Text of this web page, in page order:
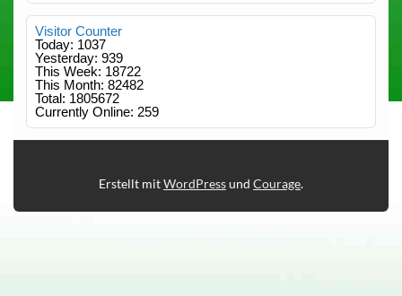
Visitor Counter
Today: 1037
Yesterday: 939
This Week: 18722
This Month: 82482
Total: 1805672
Currently Online: 259
Erstellt mitWordPressund Courage.